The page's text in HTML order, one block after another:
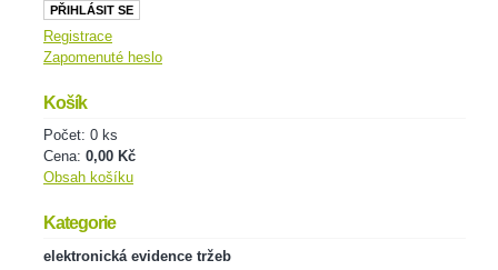
Registrace
Zapomenuté heslo
Košík
Počet: 0 ks
Cena: 0,00 Kč
Obsah košíku
Kategorie
elektronická evidence tržeb